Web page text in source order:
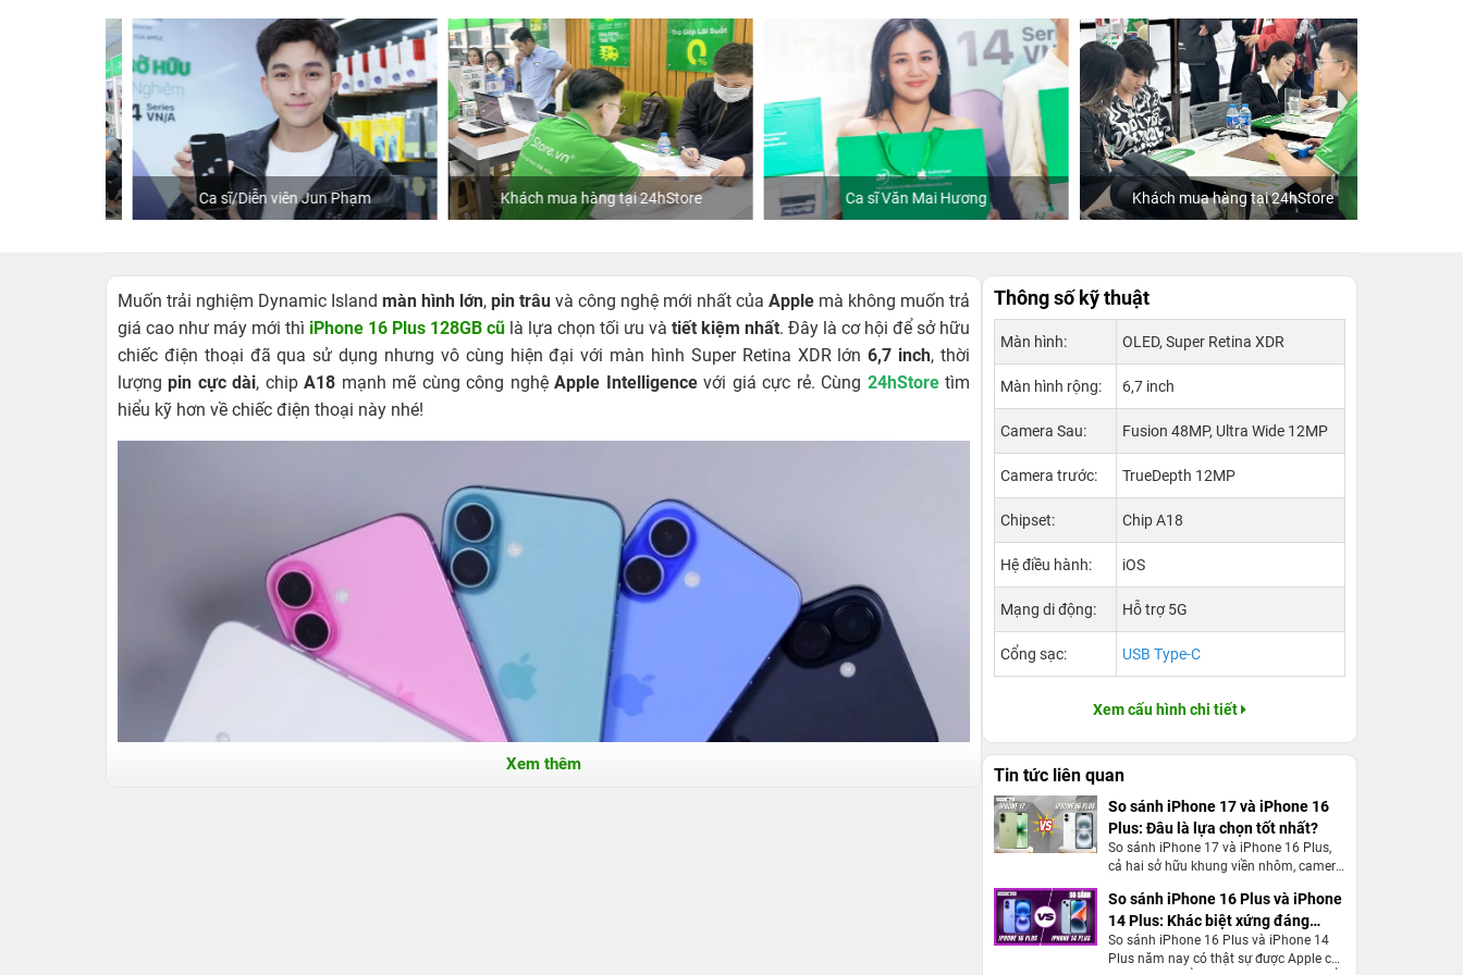
Ca sĩ/Diễn viên Jun Phạm Khách mua hàng tại 24hStore Ca sĩ Văn Mai Hương Khách mua hàng tại 24hStore
Muốn trải nghiệm Dynamic Island màn hình lớn, pin trâu và công nghệ mới nhất của Apple mà không muốn trả
giá cao như máy mới thì iPhone 16 Plus 128GB cũ là lựa chọn tối ưu và tiết kiệm nhất. Đây là cơ hội để sở hữu
chiếc điện thoại đã qua sử dụng nhưng vô cùng hiện đại với màn hình Super Retina XDR lớn6,7 inch, thời
lượngpin cực dài, chipA18 mạnh mẽ cùng công nghệApple Intelligencevới giá cực rẻ. Cùng 24hStoretìm
hiểu kỹ hơn về chiếc điện thoại này nhé!
Xem thêm
Thông số kỹ thuật
Màn hình: OLED, Super Retina XDR
Màn hình rộng: 6,7 inch
Camera Sau: Fusion 48MP, Ultra Wide 12MP
Camera trước: TrueDepth 12MP
Chipset: Chip A18
Hệ điều hành: iOS
Mạng di động: Hỗ trợ 5G
Cổng sạc: USB Type-C
Xem cấu hình chi tiết
Tin tức liên quan
So sánh iPhone 17 và iPhone 16
Plus: Đâu là lựa chọn tốt nhất?
So sánh iPhone 17 và iPhone 16 Plus,
cả hai sở hữu khung viền nhôm, camera
tần số quét 120Hz, màn hình 6,3 inch.
So sánh iPhone 16 Plus và iPhone
14 Plus: Khác biệt xứng đáng
NÂNG CẤP
So sánh iPhone 16 Plus và iPhone 14
Plus năm nay có thật sự được Apple cải